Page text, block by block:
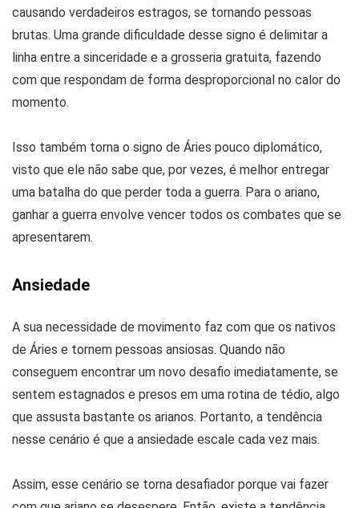
causando verdadeiros estragos, se tornando pessoas
brutas. Uma grande dificuldade desse signo é delimitar a
linha entre a sinceridade e a grosseria gratuita, fazendo
com que respondam de forma desproporcional no calor do
momento.
Isso também torna o signo de Áries pouco diplomático,
visto que ele não sabe que, por vezes, é melhor entregar
uma batalha do que perder toda a guerra. Para o ariano,
ganhar a guerra envolve vencer todos os combates que se
apresentarem.
Ansiedade
A sua necessidade de movimento faz com que os nativos
de Áries e tornem pessoas ansiosas. Quando não
conseguem encontrar um novo desafio imediatamente, se
sentem estagnados e presos em uma rotina de tédio, algo
que assusta bastante os arianos. Portanto, a tendência
nesse cenário é que a ansiedade escale cada vez mais.
Assim, esse cenário se torna desafiador porque vai fazer